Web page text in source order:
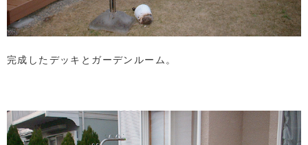
完成したデッキとガーデンルーム。